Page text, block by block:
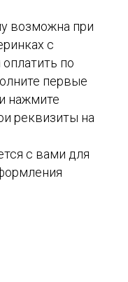
возможна при
с
по
первые
нажмите
реквизиты на
с вами для